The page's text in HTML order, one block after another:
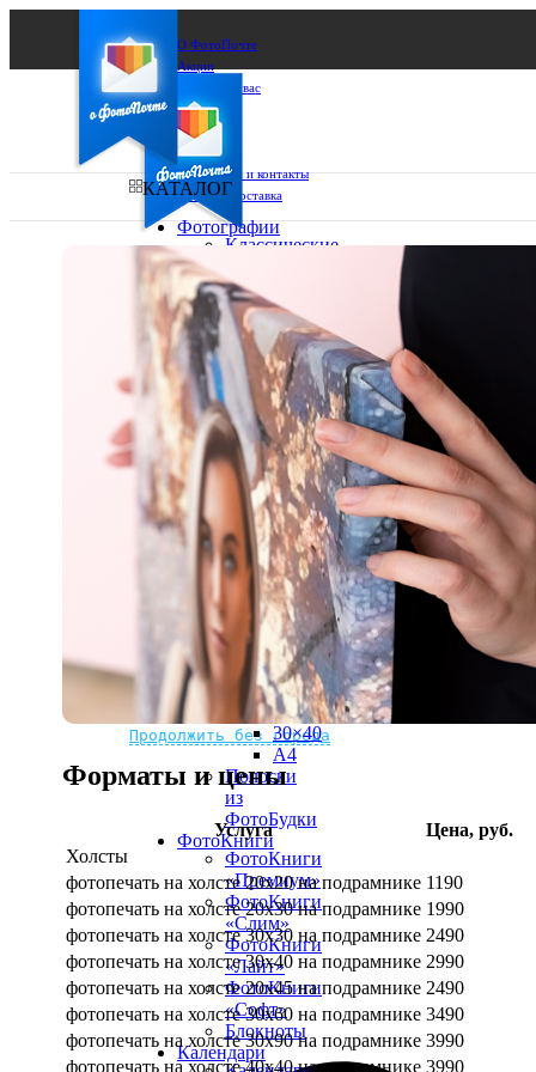
О ФотоПочте
Акции
Сделаем за вас
Бизнесу
FAQ
Франшиза
Поддержка и контакты
Оплата и доставка
Ваш город:
Ваш регион доставки
Выберите из списка:
Не нашли Ваш город?
Мы доставляем по всему миру
Продолжить без города
КАТАЛОГ
Фотографии
Классические
10х15
13х18
15х15
15х20
20х20
20х30
30х30
30х40
А4
Фото
рамке
10х10
10×15
13×18
15×15
15×20
20×20
20×30
30×30
30×40
A4
Полоски
из
ФотоБудки
ФотоКниги
ФотоКниги
«Премиум»
ФотоКниги
«Слим»
ФотоКниги
«Лайт»
ФотоКниги
«Софт»
Блокноты
Календари
Форматы и цены
Услуга
Цена, руб.
Холсты
фотопечать на холсте 20х20 на подрамнике 1190
фотопечать на холсте 20х30 на подрамнике 1990
фотопечать на холсте 30х30 на подрамнике 2490
фотопечать на холсте 30х40 на подрамнике 2990
фотопечать на холсте 20х45 на подрамнике 2490
фотопечать на холсте 30х60 на подрамнике 3490
фотопечать на холсте 30х90 на подрамнике 3990
фотопечать на холсте 40х40 на подрамнике 3990